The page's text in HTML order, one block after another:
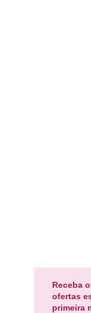
Receba
ofertas
primeira